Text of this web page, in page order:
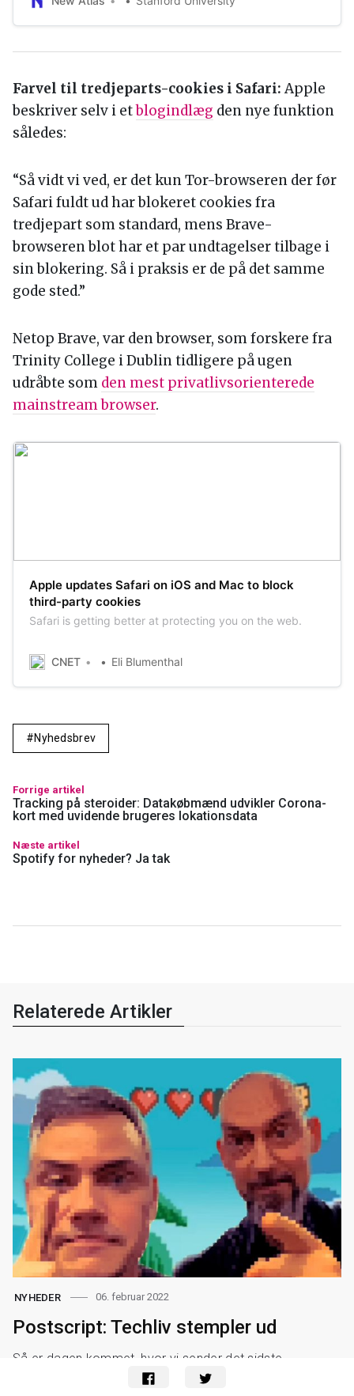
could eventually find use as a form of last-mile
transportation.
Farvel til tredjeparts-cookies i Safari:Apple
beskriver selv i etblogindlæg den nye funktion
således:
“Så vidt vi ved, er det kun Tor-browseren der før
Safari fuldt ud har blokeret cookies fra
tredjepart som standard, mens Brave-
browseren blot har et par undtagelser tilbage i
sin blokering. Så i praksis er de på det samme
gode sted.”
Netop Brave, var den browser, som forskere fra
Trinity College i Dublin tidligere på ugen
udråbte som den mest privatlivsorienterede
mainstream browser.
Apple updates Safari on iOS and Mac to block
third-party cookies
Safari is getting better at protecting you on the web.
CNET Eli Blumenthal
Nyhedsbrev
Forrige artikel
Tracking på steroider: Datakøbmænd udvikler Corona-
kort med uvidende brugeres lokationsdata
Næste artikel
Spotify for nyheder? Ja tak
Relaterede Artikler
NYHEDER 06. februar 2022
Postscript: Techliv stempler ud
Så er dagen kommet, hvor vi sender det sidste
nyhedsbrev ud fra Techliv — og hvor vi forsøger at samle